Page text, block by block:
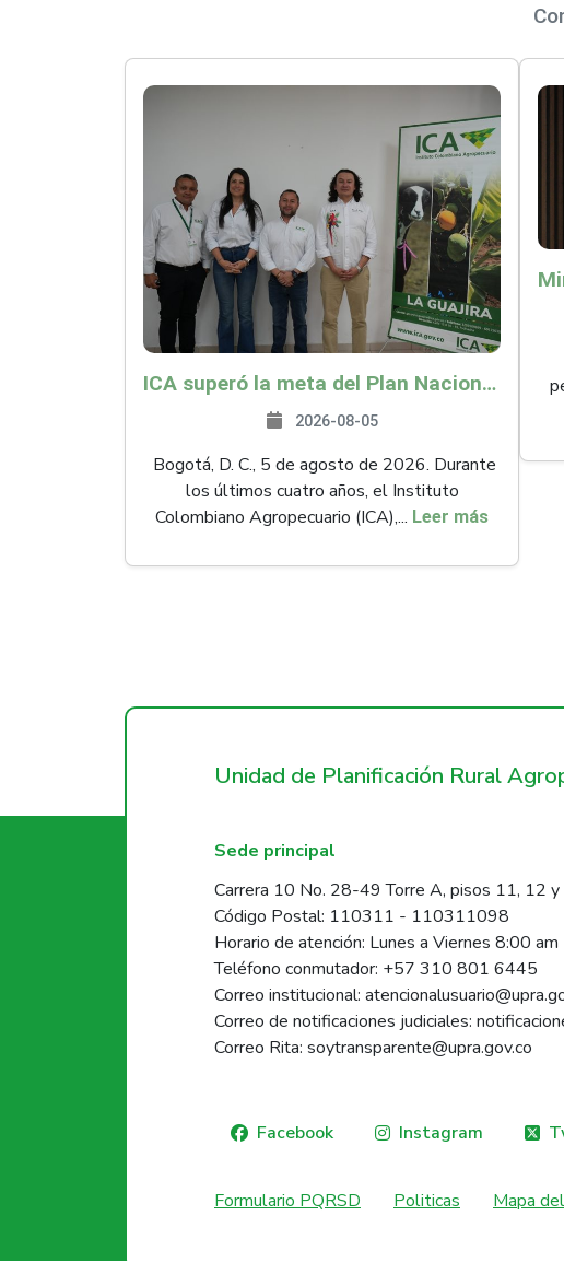
ICA superó la meta del Plan Nacional de Desarrollo y abrió 61 mercados internacionales
2026-08-05
Bogotá, D. C., 5 de agosto de 2026. Durante
los últimos cuatro años, el Instituto
Colombiano Agropecuario (ICA),... Leer más
Unidad de Planificación Rural
Sede principal
Carrera 10 No. 28-49 Torre A, pisos 11, 12
Código Postal: 110311 - 110311098
Horario de atención: Lunes a Viernes 8:00
Teléfono conmutador: +57 310 801 6445
Correo institucional:
Correo de notificaciones judiciales:
Correo Rita: soytransparente@upra.gov.co
Facebook Instagram
Formulario PQRSD Politicas Mapa